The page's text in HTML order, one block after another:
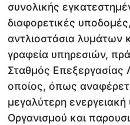
συνολικής
διαφορετικές
αντλιοστάσια λυμάτων
γραφεία υπηρεσιών,
Σταθμός
οποίος, όπως
μεγαλύτερη
Οργανισμού και